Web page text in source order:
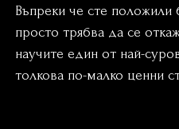
Въпреки че сте положили
просто трябва да се
научите един от най-
толкова по-малко ценни